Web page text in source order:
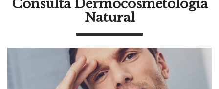
Consulta Dermocosmetologia
Natural